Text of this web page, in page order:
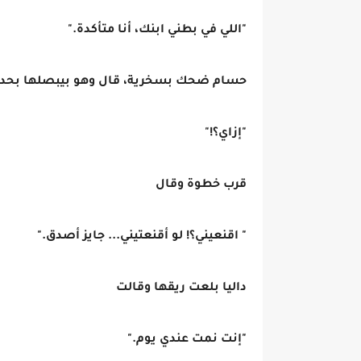
"اللي في بطني ابنك، أنا متأكدة."
حسام ضحك بسخرية، قال وهو بيبصلها
"إزاي؟!"
قرب خطوة وقال
" اقنعيني؟! لو أقنعتيني... جايز أصدق."
داليا بلعت ريقها وقالت
"إنت نمت عندي يوم."